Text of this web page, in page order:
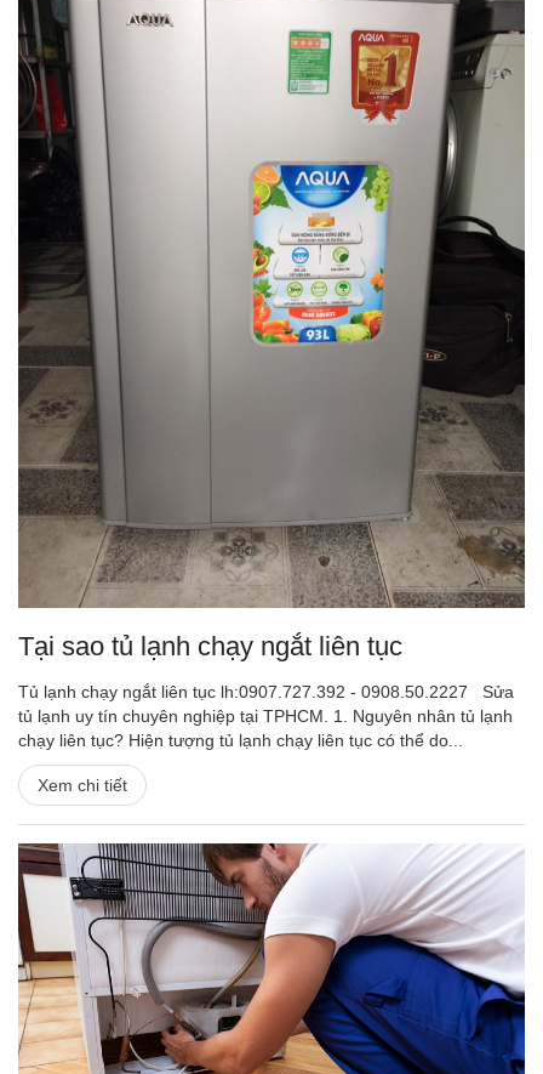
Tại sao tủ lạnh chạy ngắt liên tục
Tủ lạnh chạy ngắt liên tục lh:0907.727.392 - 0908.50.2227 Sửa
tủ lạnh uy tín chuyên nghiệp tại TPHCM. 1. Nguyên nhân tủ lạnh
chạy liên tục? Hiện tượng tủ lạnh chạy liên tục có thể do...
Xem chi tiết